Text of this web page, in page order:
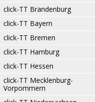
click-TT Brandenburg
click-TT Bayern
click-TT Bremen
click-TT Hamburg
click-TT Hessen
click-TT Mecklenburg-
Vorpommern